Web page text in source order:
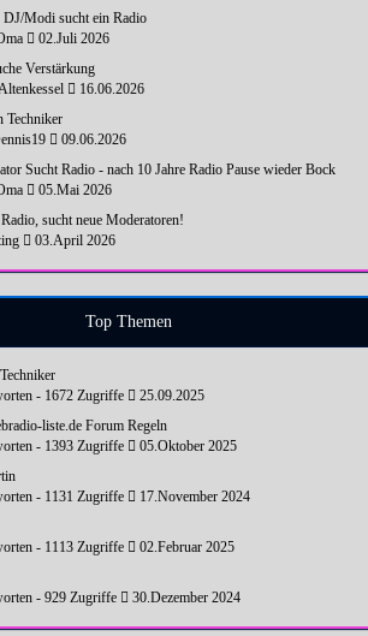
DJ/Modi sucht ein Radio
02.Juli 2026
Verstärkung
16.06.2026
Techniker
09.06.2026
Sucht Radio - nach 10 Jahre Radio Pause wieder Bock
05.Mai 2026
sucht neue Moderatoren!
03.April 2026
Top Themen
- 1672 Zugriffe
25.09.2025
liste.de Forum Regeln
- 1393 Zugriffe
05.Oktober 2025
- 1131 Zugriffe
17.November 2024
- 1113 Zugriffe
02.Februar 2025
- 929 Zugriffe
30.Dezember 2024